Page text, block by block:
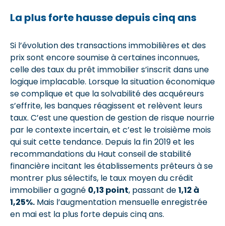
La plus forte hausse depuis cinq ans
Si l’évolution des transactions immobilières et des
prix sont encore soumise à certaines inconnues,
celle des taux du prêt immobilier s’inscrit dans une
logique implacable. Lorsque la situation économique
se complique et que la solvabilité des acquéreurs
s’effrite, les banques réagissent et relèvent leurs
taux. C’est une question de gestion de risque nourrie
par le contexte incertain, et c’est le troisième mois
qui suit cette tendance. Depuis la fin 2019 et les
recommandations du Haut conseil de stabilité
financière incitant les établissements prêteurs à se
montrer plus sélectifs, le taux moyen du crédit
immobilier a gagné 0,13 point, passant de1,12 à
1,25%. Mais l’augmentation mensuelle enregistrée
en mai est la plus forte depuis cinq ans.